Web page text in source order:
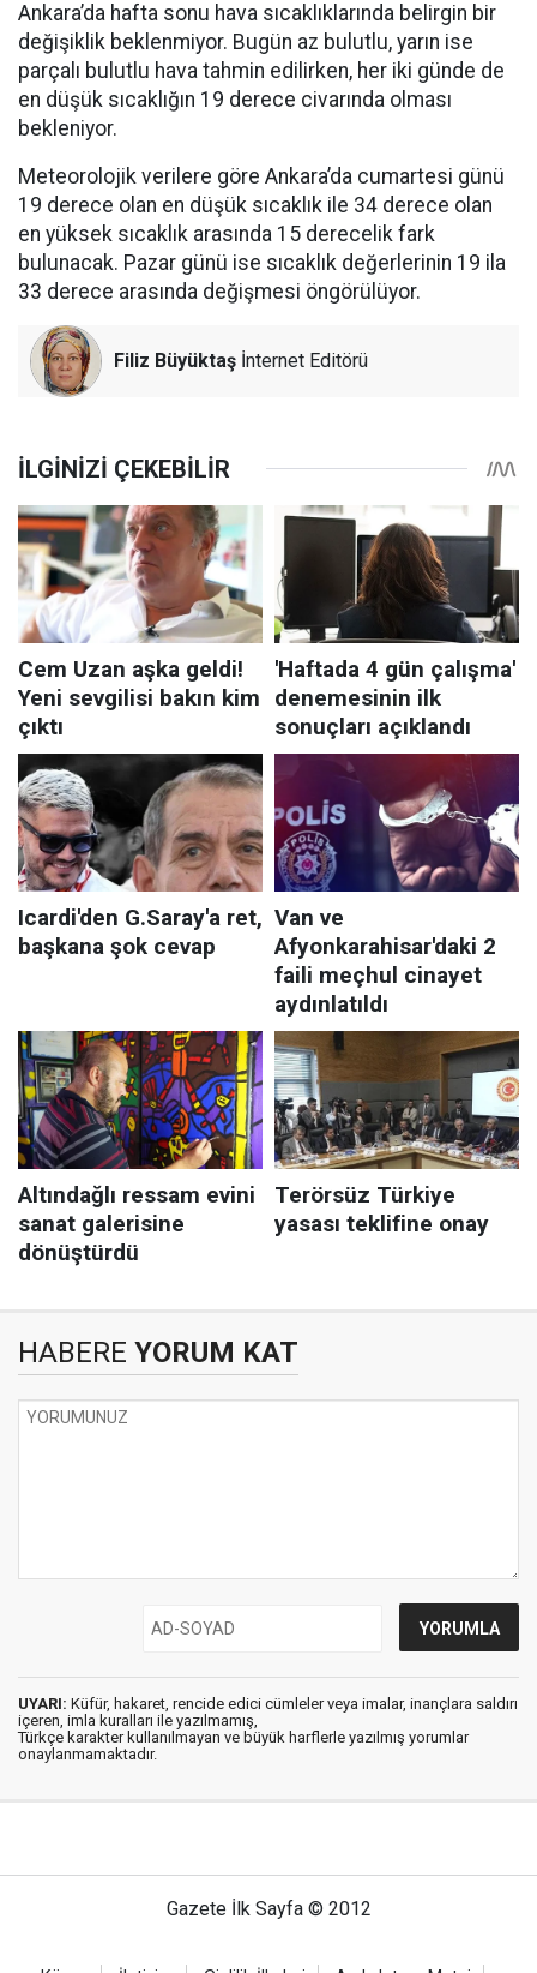
Ankara’da hafta sonu hava sıcaklıklarında belirgin bir
değişiklik beklenmiyor. Bugün az bulutlu, yarın ise
parçalı bulutlu hava tahmin edilirken, her iki günde de
en düşük sıcaklığın 19 derece civarında olması
bekleniyor.
Meteorolojik verilere göre Ankara’da cumartesi günü
19 derece olan en düşük sıcaklık ile 34 derece olan
en yüksek sıcaklık arasında 15 derecelik fark
bulunacak. Pazar günü ise sıcaklık değerlerinin 19 ila
33 derece arasında değişmesi öngörülüyor.
Filiz Büyüktaş İnternet Editörü
HABERE YORUM KAT
UYARI: Küfür, hakaret, rencide edici cümleler veya imalar, inançlara saldırı
içeren, imla kuralları ile yazılmamış,
Türkçe karakter kullanılmayan ve büyük harflerle yazılmış yorumlar
onaylanmamaktadır.
Gazete İlk Sayfa © 2012